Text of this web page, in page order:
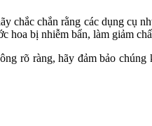
chắc chắn rằng các dụng cụ
hoa bị nhiễm bẩn, làm giảm
rõ ràng, hãy đảm bảo